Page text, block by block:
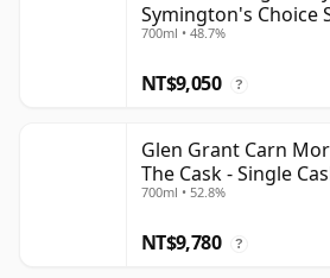
Symington's Choice
30 年
700ml • 48.7%
NT$9,050 ?
Glen Grant Carn
The Cask - Single
700ml • 52.8%
NT$9,780 ?